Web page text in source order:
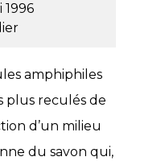
1996
amphiphiles
plus reculés de
d’un milieu
du savon qui,